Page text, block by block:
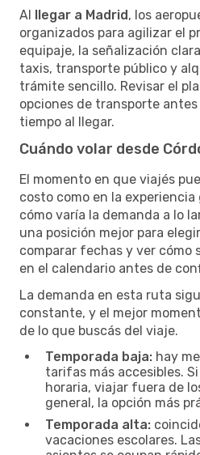
Al llegar a Madrid, los
organizados para agilizar el
equipaje, la señalización
taxis, transporte público y
trámite sencillo. Revisar el
opciones de transporte
tiempo al llegar.
Cuándo volar desde
El momento en que viajés
costo como en la
cómo varía la demanda a lo
una posición mejor para
comparar fechas y ver cómo
en el calendario antes de
La demanda en esta ruta
constante, y el mejor
de lo que buscás del viaje.
Temporada baja: hay
tarifas más accesibles.
horaria, viajar fuera de
general, la opción más
Temporada alta:
vacaciones escolares.